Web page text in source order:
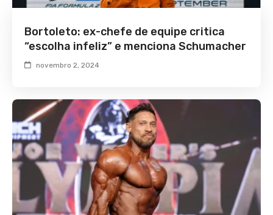
Bortoleto: ex-chefe de equipe critica
“escolha infeliz” e menciona Schumacher
novembro 2, 2024